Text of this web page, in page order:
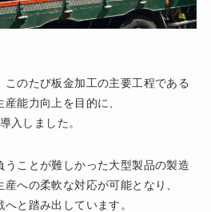
のたび板金加工の主要工程である
産能力向上を目的に、
入しました。
うことが難しかった大型製品の製造
への柔軟な対応が可能となり、
と踏み出しています。